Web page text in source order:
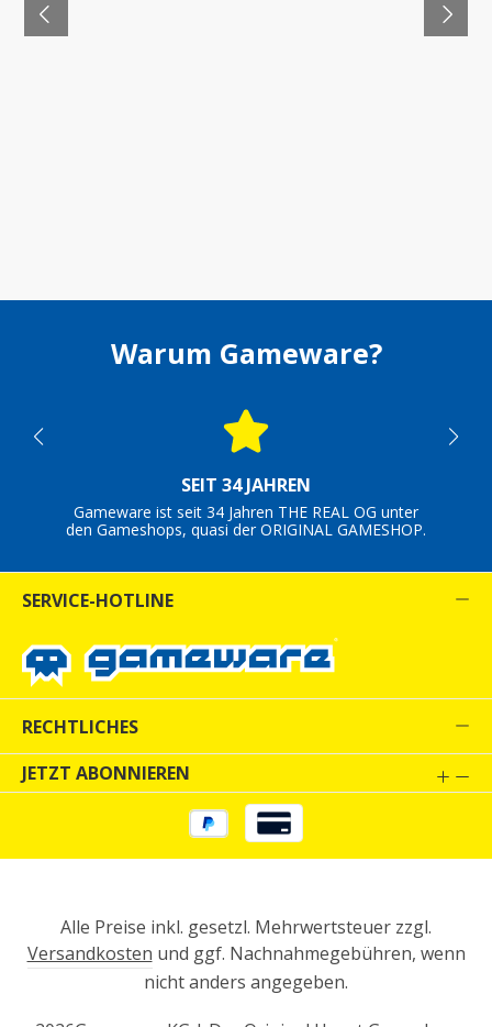
Warum Gameware?
SEIT 34 JAHREN
Gameware ist seit 34 Jahren THE REAL OG unter
den Gameshops, quasi der ORIGINAL GAMESHOP.
SERVICE-HOTLINE
RECHTLICHES
JETZT ABONNIEREN
Alle Preise inkl. gesetzl. Mehrwertsteuer zzgl.
Versandkosten und ggf. Nachnahmegebühren, wenn
nicht anders angegeben.